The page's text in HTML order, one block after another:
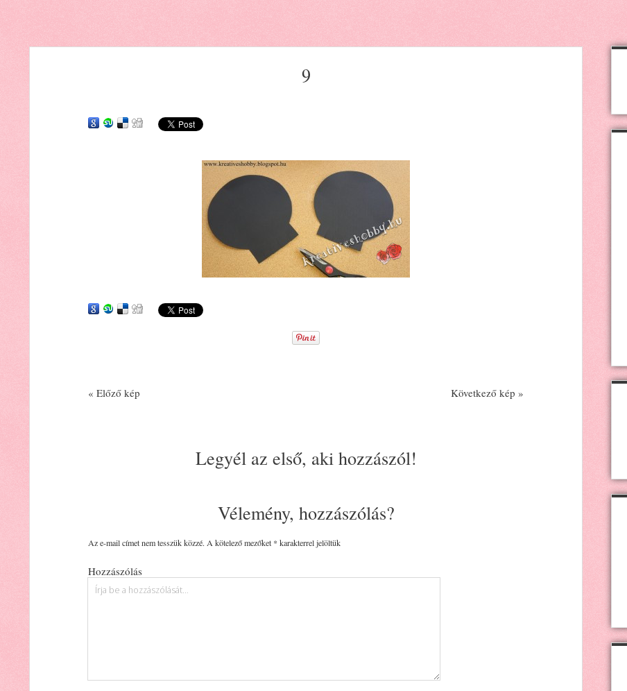
9
« Előző kép Következő kép »
Legyél az első, aki hozzászól!
Vélemény, hozzászólás?
Az e-mail címet nem tesszük közzé. A kötelező mezőket * karakterrel jelöltük
Hozzászólás